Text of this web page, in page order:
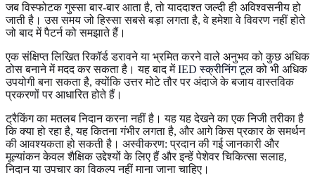
जब विस्फोटक गुस्सा बार-बार आता है, तो याददाश्त जल्दी ही अविश्वसनीय हो
जाती है। उस समय जो हिस्सा सबसे बड़ा लगता है, वे हमेशा वे विवरण नहीं होते
जो बाद में पैटर्न को समझाते हैं।
एक संक्षिप्त लिखित रिकॉर्ड डरावने या भ्रमित करने वाले अनुभव को कुछ अधिक
ठोस बनाने में मदद कर सकता है। यह बाद मेंIED स्क्रीनिंग टूलको भी अधिक
उपयोगी बना सकता है, क्योंकि उत्तर मोटे तौर पर अंदाजे के बजाय वास्तविक
प्रकरणों पर आधारित होते हैं।
ट्रैकिंग का मतलब निदान करना नहीं है। यह यह देखने का एक निजी तरीका है
कि क्या हो रहा है, यह कितना गंभीर लगता है, और आगे किस प्रकार के समर्थन
की आवश्यकता हो सकती है। अस्वीकरण: प्रदान की गई जानकारी और
मूल्यांकन केवल शैक्षिक उद्देश्यों के लिए हैं और इन्हें पेशेवर चिकित्सा सलाह,
निदान या उपचार का विकल्प नहीं माना जाना चाहिए।